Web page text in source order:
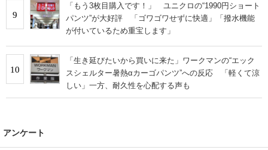
9
「もう3枚目購入です！」 ユニクロの“1990円ショート
パンツ”が大好評 「ゴワゴワせずに快適」「撥水機能
が付いているため重宝します」
10
「生き延びたいから買いに来た」ワークマンの“エック
スシェルター暑熱αカーゴパンツ”への反応 「軽くて涼
しい」一方、耐久性を心配する声も
アンケート